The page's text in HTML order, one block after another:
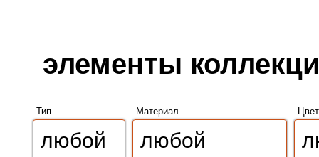
элементы
Тип Материал Цвет